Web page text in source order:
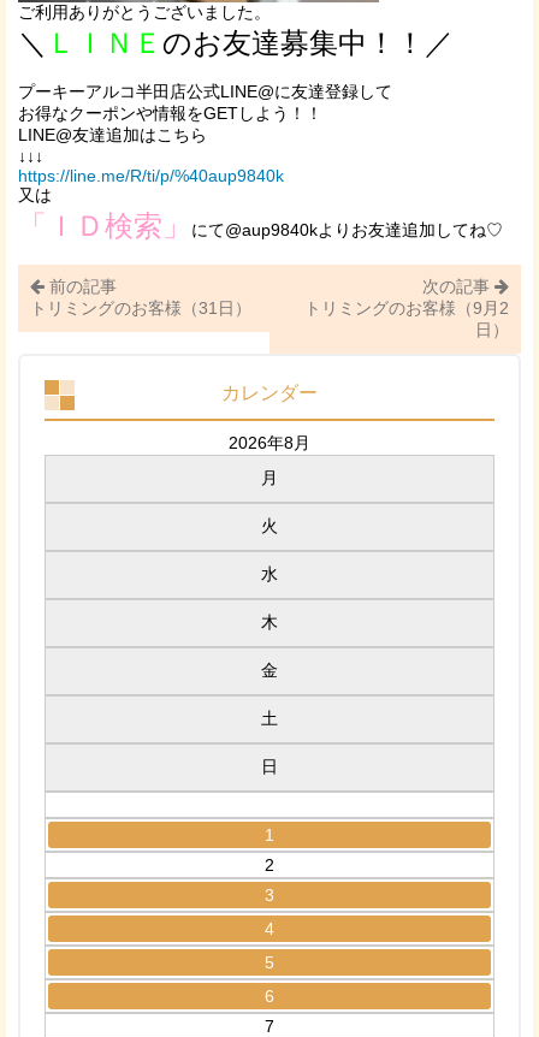
ご利用ありがとうございました。
＼ ＬＩＮＥ のお友達募集中！！／
プーキーアルコ半田店公式LINE@に友達登録して
お得なクーポンや情報をGETしよう！！
LINE@友達追加はこちら
↓↓↓
https://line.me/R/ti/p/%40aup9840k
又は
「ＩＤ検索」 にて@aup9840kよりお友達追加してね♡
前の記事
トリミングのお客様（31日）
次の記事
トリミングのお客様（9月2
日）
カレンダー
2026年8月
月
火
水
木
金
土
日
1
2
3
4
5
6
7